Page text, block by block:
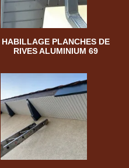
HABILLAGE PLANCHES DE
RIVES ALUMINIUM 69